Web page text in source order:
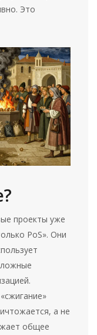
Это
проекты уже
PoS». Они
а не
общее